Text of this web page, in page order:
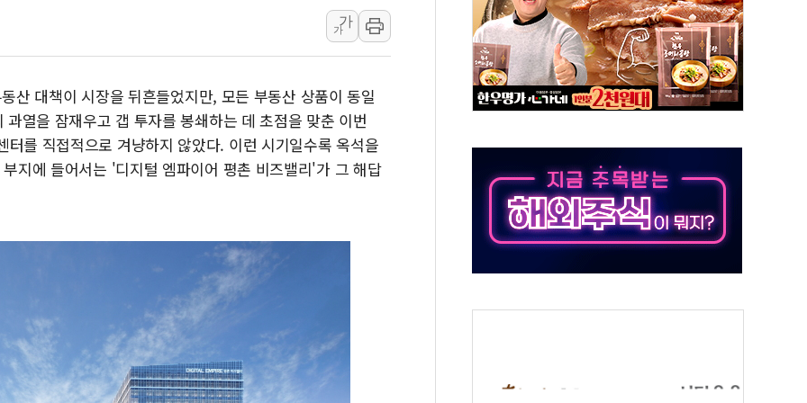
전남광주 남구 한 아파트 난간 붕괴…인명피해 없어
지역 일자리·생활인구 늘린 주역 찾는다...중기부, 장관 표창 후보자 모집
'상품권 사면 대출 가능' 신종 보이스피싱 기승…금감원 소비자경보
SK하이닉스, 생산·사무직 아우른 통합노조 설립 추진
가
가
산 대책이 시장을 뒤흔들었지만, 모든 부동산 상품이 동일
열을 잠재우고 갭 투자를 봉쇄하는 데 초점을 맞춘 이번
를 직접적으로 겨냥하지 않았다. 이런 시기일수록 옥석을
지에 들어서는 '디지털 엠파이어 평촌 비즈밸리'가 그 해답